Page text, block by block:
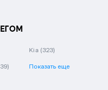
Kia (323)
Показать еще